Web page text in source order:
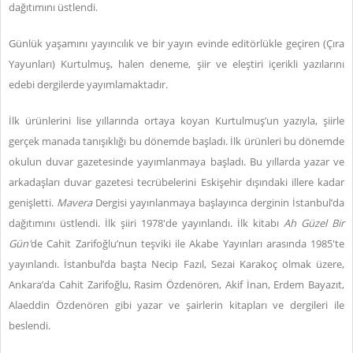
dağıtımını üstlendi.
Günlük yaşamını yayıncılık ve bir yayın evinde editörlükle geçiren (Çıra
Yayunları) Kurtulmuş, halen deneme, şiir ve eleştiri içerikli yazılarını
edebi dergilerde yayımlamaktadır.
İlk ürünlerini lise yıllarında ortaya koyan Kurtulmuş’un yazıyla, şiirle
gerçek manada tanışıklığı bu dönemde başladı. İlk ürünleri bu dönemde
okulun duvar gazetesinde yayımlanmaya başladı. Bu yıllarda yazar ve
arkadaşları duvar gazetesi tecrübelerini Eskişehir dışındaki illere kadar
genişletti. MaveraDergisi yayınlanmaya başlayınca derginin İstanbul’da
dağıtımını üstlendi. İlk şiiri 1978'de yayınlandı. İlk kitabı Ah Güzel Bir
Gün'de Cahit Zarifoğlu’nun teşviki ile Akabe Yayınları arasında 1985'te
yayınlandı. İstanbul’da başta Necip Fazıl, Sezai Karakoç olmak üzere,
Ankara’da Cahit Zarifoğlu, Rasim Özdenören, Akif İnan, Erdem Bayazıt,
Alaeddin Özdenören gibi yazar ve şairlerin kitapları ve dergileri ile
beslendi.